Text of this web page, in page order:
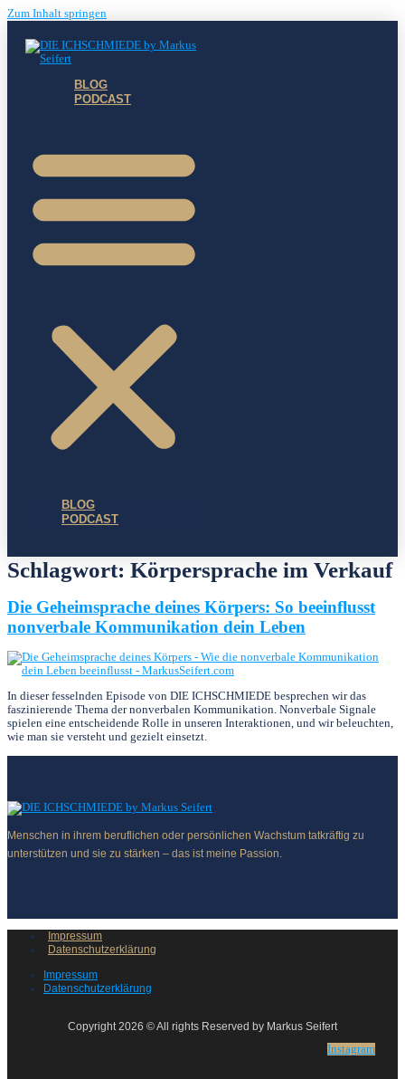
Zum Inhalt springen
BLOG
PODCAST
BLOG
PODCAST
Schlagwort: Körpersprache im Verkauf
Die Geheimsprache deines Körpers: So beeinflusst
nonverbale Kommunikation dein Leben
In dieser fesselnden Episode von DIE ICHSCHMIEDE besprechen wir das
faszinierende Thema der nonverbalen Kommunikation. Nonverbale Signale
spielen eine entscheidende Rolle in unseren Interaktionen, und wir beleuchten,
wie man sie versteht und gezielt einsetzt.
Menschen in ihrem beruflichen oder persönlichen Wachstum tatkräftig zu
unterstützen und sie zu stärken – das ist meine Passion.
Impressum
Datenschutzerklärung
Impressum
Datenschutzerklärung
Copyright 2026 © All rights Reserved by Markus Seifert
Instagram